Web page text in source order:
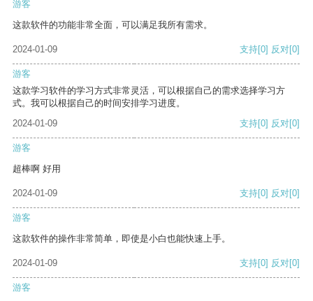
游客
这款软件的功能非常全面，可以满足我所有需求。
2024-01-09 支持[0] 反对[0]
游客
这款学习软件的学习方式非常灵活，可以根据自己的需求选择学习方
式。我可以根据自己的时间安排学习进度。
2024-01-09
支持[0] 反对[0]
游客
超棒啊 好用
2024-01-09 支持[0] 反对[0]
游客
这款软件的操作非常简单，即使是小白也能快速上手。
2024-01-09 支持[0] 反对[0]
游客